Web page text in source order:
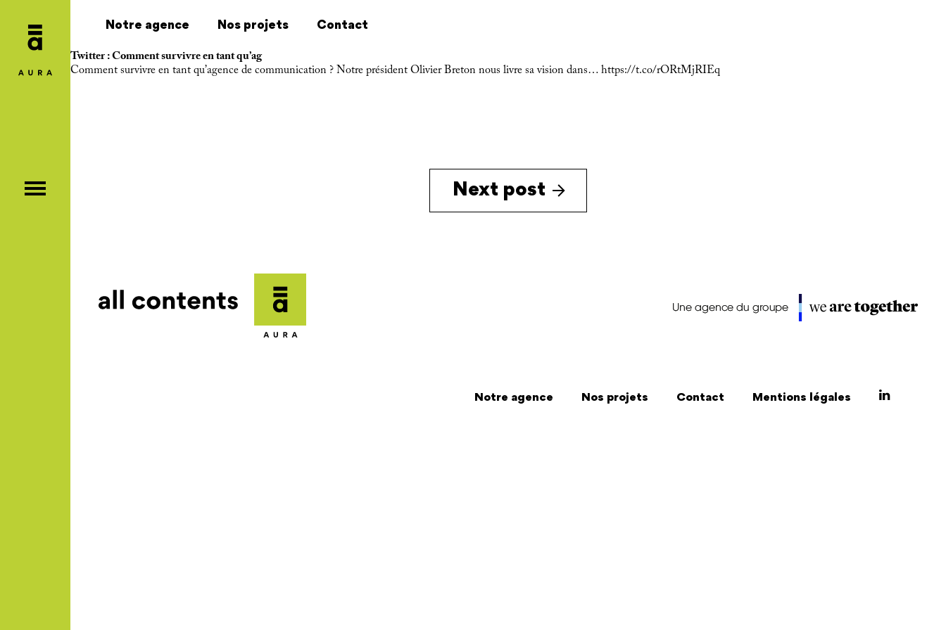
Notre agence Nos projets Contact
Twitter : Comment survivre en tant qu’ag
Comment survivre en tant qu’agence de communication ? Notre président Olivier Breton nous livre sa vision dans… https://t.co/rORtMjRIEq
Next post
Notre agence Nos projets Contact Mentions légales